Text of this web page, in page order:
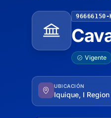
96666150-
Vigente
UBICACIÓN
Iquique, I